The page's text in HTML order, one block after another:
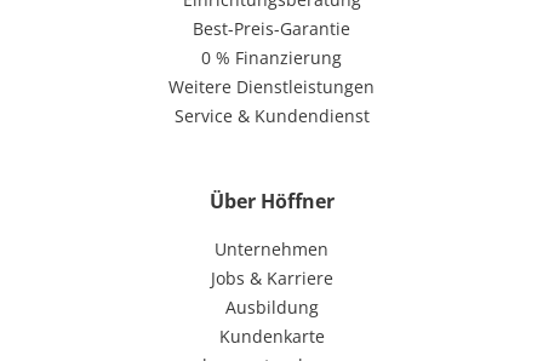
Best-Preis-Garantie
0 % Finanzierung
Weitere Dienstleistungen
Service & Kundendienst
Über Höffner
Unternehmen
Jobs & Karriere
Ausbildung
Kundenkarte